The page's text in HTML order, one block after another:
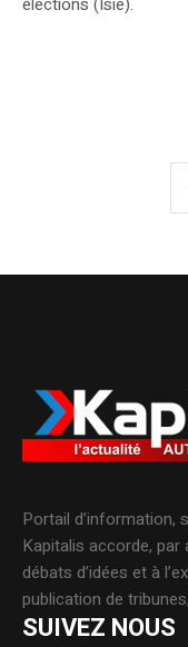
Portail d’information,
Kapitalis accorde, par
débats d’idées et à
publication de
SUIVEZ NOUS